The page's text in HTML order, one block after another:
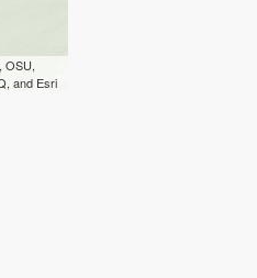
OSU,
and Esri